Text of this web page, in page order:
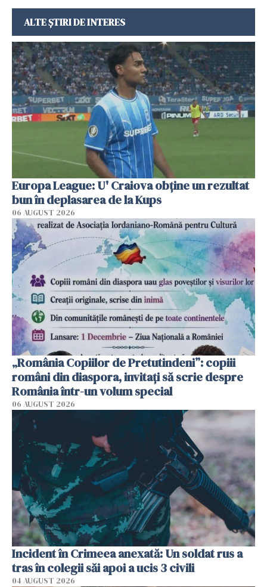
ALTE ȘTIRI DE INTERES
Europa League: U' Craiova obține un rezultat
bun în deplasarea de la Kups
06 AUGUST 2026
„România Copiilor de Pretutindeni”: copiii
români din diaspora, invitați să scrie despre
România într-un volum special
06 AUGUST 2026
Incident în Crimeea anexată: Un soldat rus a
tras în colegii săi apoi a ucis 3 civili
04 AUGUST 2026